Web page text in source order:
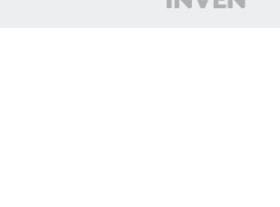
인